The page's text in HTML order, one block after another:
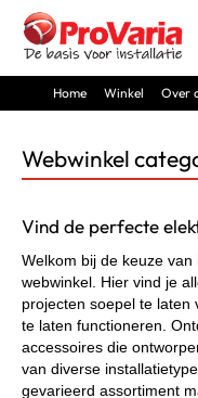
Home Winkel Over
Webwinkel
Vind de perfecte
Welkom bij de keuze
webwinkel. Hier vind je
projecten soepel te laten
te laten functioneren.
accessoires die
van diverse
gevarieerd assortiment